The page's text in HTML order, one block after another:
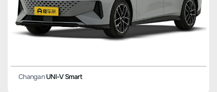
ChanganCS35 PLUS